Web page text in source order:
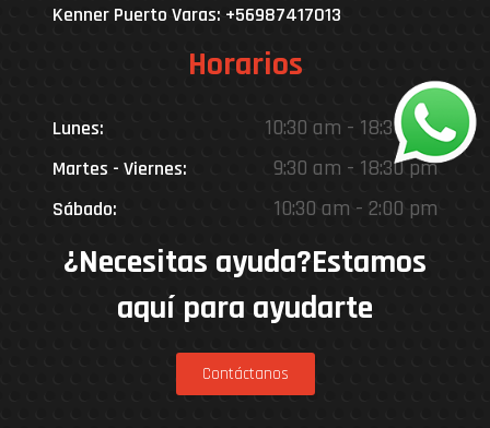
Kenner Puerto Varas: +56987417013
Horarios
Lunes: 10:30 am - 18:30 pm
Martes - Viernes: 9:30 am - 18:30 pm
Sábado: 10:30 am - 2:00 pm
¿Necesitas ayuda?Estamos
aquí para ayudarte
Contáctanos